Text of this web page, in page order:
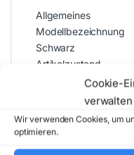
Cookie-
verwalten
Wir verwenden Cookies, um
optimieren.
Allgemeines
Modellbezeichnung
Schwarz
Artikelzustand
Druckfarbe